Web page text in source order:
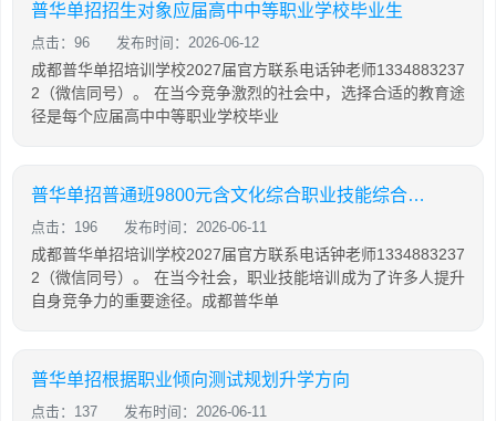
普华单招招生对象应届高中中等职业学校毕业生
点击：96 发布时间：2026-06-12
成都普华单招培训学校2027届官方联系电话钟老师1334883237
2（微信同号）。 在当今竞争激烈的社会中，选择合适的教育途
径是每个应届高中中等职业学校毕业
普华单招普通班9800元含文化综合职业技能综合培训
点击：196 发布时间：2026-06-11
成都普华单招培训学校2027届官方联系电话钟老师1334883237
2（微信同号）。 在当今社会，职业技能培训成为了许多人提升
自身竞争力的重要途径。成都普华单
普华单招根据职业倾向测试规划升学方向
点击：137 发布时间：2026-06-11